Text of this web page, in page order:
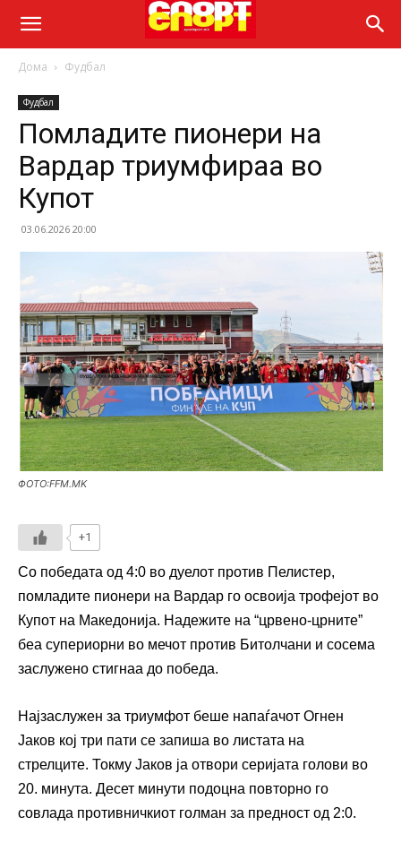
Дома Фудбал
Фудбал
Помладите пионери на
Вардар триумфираа во
Купот
03.06.2026 20:00
ФОТО:FFM.MK
+1
Со победата од 4:0 во дуелот против Пелистер,
помладите пионери на Вардар го освоија трофејот во
Купот на Македонија. Надежите на “црвено-црните”
беа супериорни во мечот против Битолчани и сосема
заслужено стигнаа до победа.
Најзаслужен за триумфот беше напаѓачот Огнен
Јаков кој три пати се запиша во листата на
стрелците. Токму Јаков ја отвори серијата голови во
20. минута. Десет минути подоцна повторно го
совлада противничкиот голман за предност од 2:0.